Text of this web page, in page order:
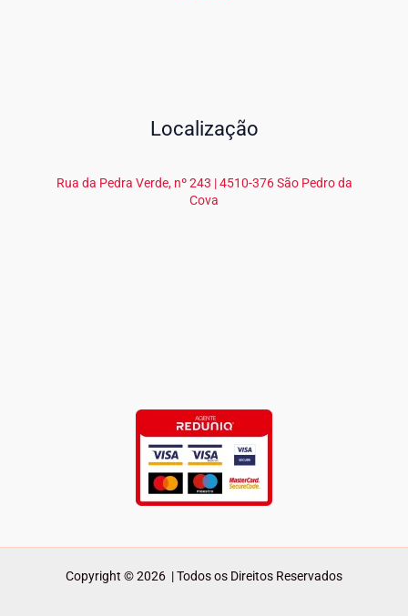
Localização
Rua da Pedra Verde, nº 243 | 4510-376 São Pedro da
Cova
Copyright © 2026 | Todos os Direitos Reservados